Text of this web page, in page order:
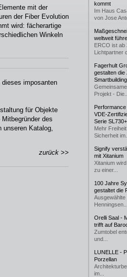
mit der
der Fiber Evolution
wird: fächerartige
Winkeln
imposanten
für Objekte
des
unseren Katalog,
zurück >>
kommt
Im Haus
von Jose
weltweit
ERCO ist ab
Lichtpartner
Fagerhult
gestalten die
Projekt - Die...
VDE-
Serie SL730+
Mehr
Sicherheit im...
Signify
mit Xitanium
Xitanium
zu einer...
100 Jahre
gestaltet die
Henningsen...
Orelli Saal -
trifft auf
Zumtobel
und...
LUNELLE -
Porzellan
im...